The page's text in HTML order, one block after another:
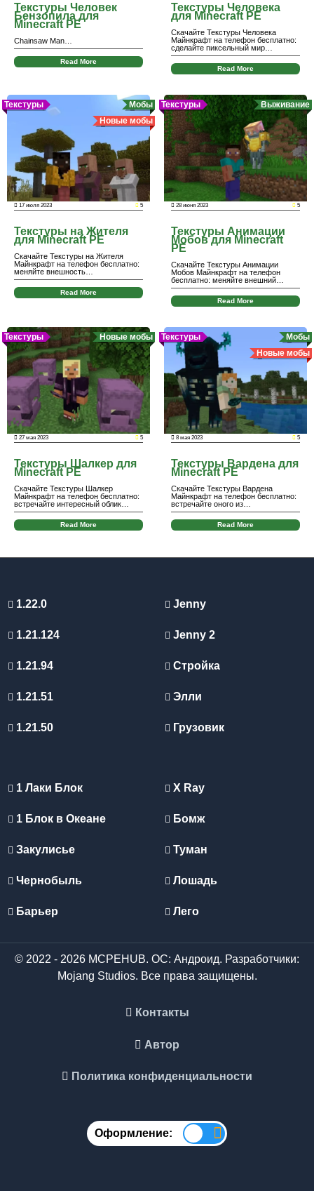
Текстуры Человек
Бензопила для
Minecraft PE
Chainsaw Man…
Read More
Текстуры Человека
для Minecraft PE
Скачайте Текстуры Человека
Майнкрафт на телефон бесплатно:
сделайте пиксельный мир…
Read More
Текстуры
Мобы
Новые мобы
17 июля 2023 5
Текстуры на Жителя
для Minecraft PE
Скачайте Текстуры на Жителя
Майнкрафт на телефон бесплатно:
меняйте внешность…
Read More
Текстуры Выживание
28 июня 2023 5
Текстуры Анимации
Мобов для Minecraft
PE
Скачайте Текстуры Анимации
Мобов Майнкрафт на телефон
бесплатно: меняйте внешний…
Read More
Текстуры Новые мобы
27 мая 2023 5
Текстуры Шалкер для
Minecraft PE
Скачайте Текстуры Шалкер
Майнкрафт на телефон бесплатно:
встречайте интересный облик…
Read More
Текстуры
Мобы
Новые мобы
8 мая 2023 5
Текстуры Вардена для
Minecraft PE
Скачайте Текстуры Вардена
Майнкрафт на телефон бесплатно:
встречайте оного из…
Read More
1.22.0
1.21.124
1.21.94
1.21.51
1.21.50
Jenny
Jenny 2
Стройка
Элли
Грузовик
1 Лаки Блок
1 Блок в Океане
Закулисье
Чернобыль
Барьер
X Ray
Бомж
Туман
Лошадь
Лего
© 2022 - 2026 MCPEHUB. ОС: Андроид. Разработчики:
Mojang Studios. Все права защищены.
Контакты
Автор
Политика конфиденциальности
Оформление: